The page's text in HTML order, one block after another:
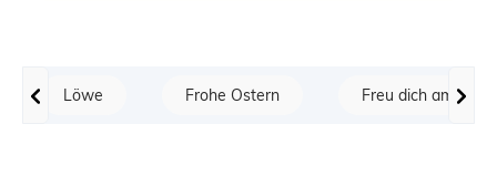
Löwe Frohe Ostern Freu dich am